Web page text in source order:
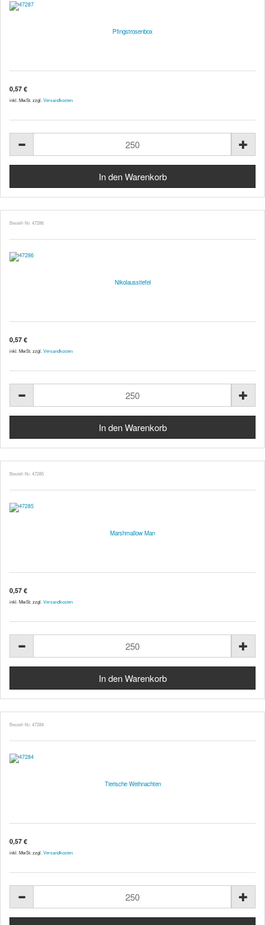
Pfingstrosenbox
0,57 €
inkl. MwSt. zzgl. Versandkosten
Bestell-Nr. 47286
Nikolausstiefel
0,57 €
inkl. MwSt. zzgl. Versandkosten
Bestell-Nr. 47285
Marshmallow Man
0,57 €
inkl. MwSt. zzgl. Versandkosten
Bestell-Nr. 47284
Tierische Weihnachten
0,57 €
inkl. MwSt. zzgl. Versandkosten